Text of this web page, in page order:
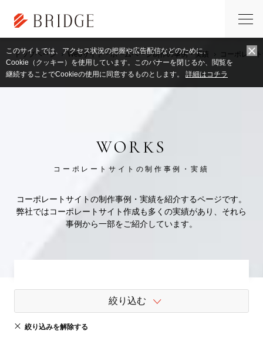
トップページ Webサイト・ホームページ制作の事例・実績 コーポレー
このサイトでは、アクセス状況の把握や広告配信などのために、
Cookie（クッキー）を使用しています。このバナーを閉じるか、閲覧を
継続することでCookieの使用に同意するものとします。 詳細はコチラ
WORKS
コーポレートサイトの制作事例・実績
コーポレートサイトの制作事例・実績を紹介するページです。
弊社ではコーポレートサイト作成も多くの実績があり、それら
事例から一部をご紹介しています。
絞り込む
絞り込みを解除する